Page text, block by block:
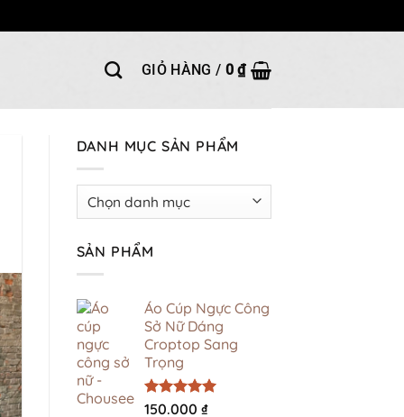
GIỎ HÀNG / 0₫
DANH MỤC SẢN PHẨM
SẢN PHẨM
Áo Cúp Ngực Công
Sở Nữ Dáng
Croptop Sang
Trọng
Được xếp
150.000 ₫